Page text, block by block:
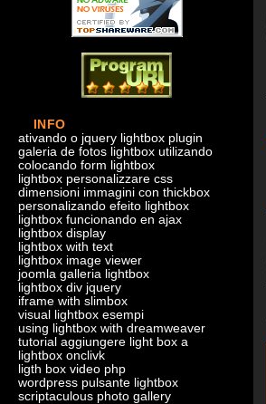
INFO
ativando o jquery lightbox plugin
galeria de fotos lightbox utilizando
colocando form lightbox
lightbox personalizzare css
dimensioni immagini con thickbox
personalizando efeito lightbox
lightbox funcionando en ajax
lightbox display
lightbox with text
lightbox image viewer
joomla galleria lightbox
lightbox div jquery
iframe with slimbox
visual lightbox esempi
using lightbox with dreamweaver
tutorial aggiungere light box a
lightbox onclivk
ligth box video php
wordpress pulsante lightbox
scriptaculous photo gallery